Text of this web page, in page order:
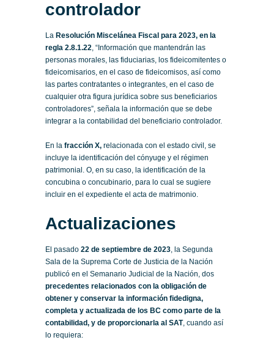
controlador
La Resolución Miscelánea Fiscal para 2023, en la
regla 2.8.1.22 , “Información que mantendrán las
personas morales, las fiduciarias, los fideicomitentes o
fideicomisarios, en el caso de fideicomisos, así como
las partes contratantes o integrantes, en el caso de
cualquier otra figura jurídica sobre sus beneficiarios
controladores”, señala la información que se debe
integrar a la contabilidad del beneficiario controlador.
En la fracción X, relacionada con el estado civil, se
incluye la identificación del cónyuge y el régimen
patrimonial. O, en su caso, la identificación de la
concubina o concubinario, para lo cual se sugiere
incluir en el expediente el acta de matrimonio.
Actualizaciones
El pasado 22 de septiembre de 2023 , la Segunda
Sala de la Suprema Corte de Justicia de la Nación
publicó en el Semanario Judicial de la Nación, dos
precedentes relacionados con la obligación de
obtener y conservar la información fidedigna,
completa y actualizada de los BC como parte de la
contabilidad, y de proporcionarla al SAT, cuando así
lo requiera: